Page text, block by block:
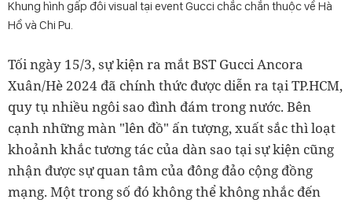
Khung hình gấp đôi visual tại event Gucci chắc chắn thuộc về Hà
Hồ và Chi Pu.
Tối ngày 15/3, sự kiện ra mắt BST Gucci Ancora
Xuân/Hè 2024 đã chính thức được diễn ra tại TP.HCM,
quy tụ nhiều ngôi sao đình đám trong nước. Bên
cạnh những màn "lên đồ" ấn tượng, xuất sắc thì loạt
khoảnh khắc tương tác của dàn sao tại sự kiện cũng
nhận được sự quan tâm của đông đảo cộng đồng
mạng. Một trong số đó không thể không nhắc đến